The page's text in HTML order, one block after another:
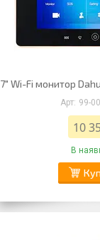
7" Wi-Fi монитор
99-
10
В